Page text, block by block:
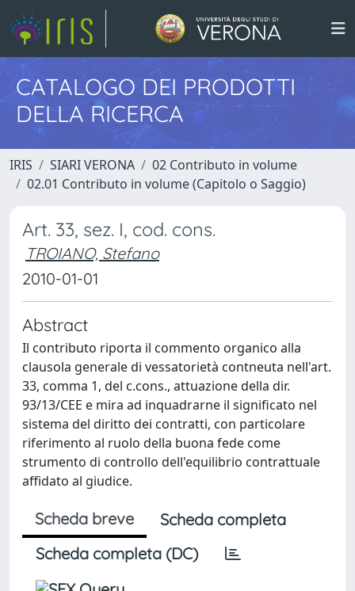
CATALOGO DEI PRODOTTI
DELLA RICERCA
IRIS SIARI VERONA
02 Contributo in volume
02.01 Contributo in volume (Capitolo o Saggio)
Art. 33, sez. I, cod. cons.
TROIANO, Stefano
2010-01-01
Abstract
Il contributo riporta il commento organico alla
clausola generale di vessatorietà contneuta nell'art.
33, comma 1, del c.cons., attuazione della dir.
93/13/CEE e mira ad inquadrarne il significato nel
sistema del diritto dei contratti, con particolare
riferimento al ruolo della buona fede come
strumento di controllo dell'equilibrio contrattuale
affidato al giudice.
Scheda breve
Scheda completa
Scheda completa (DC)